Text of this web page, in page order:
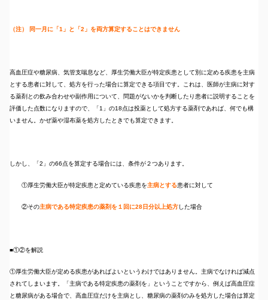
（注） 同一月に「1」と「2」を両方算定することはできません
高血圧症や糖尿病、気管支喘息など、厚生労働大臣が特定疾患として別に定める疾患を主病
とする患者に対して、処方を行った場合に算定できる項目です。これは、医師が主病に対す
る薬剤との飲み合わせや副作用について、問題がないかを判断したり患者に説明することを
評価した点数になりますので、「1」の18点は投薬として処方する薬剤であれば、何でも構
いません。かぜ薬や湿布薬を処方したときでも算定できます。
しかし、「2」の66点を算定する場合には、条件が２つあります。
①厚生労働大臣が特定疾患と定めている疾患を主病とする患者に対して
②その主病である特定疾患の薬剤を１回に28日分以上処方 した場合
■①②を解説
①厚生労働大臣が定める疾患があればよいというわけではありません。主病でなければ減点
されてしまいます。「主病である特定疾患の薬剤を」ということですから、例えば高血圧症
と糖尿病がある場合で、高血圧症だけを主病とし、糖尿病の薬剤のみを処方した場合は算定